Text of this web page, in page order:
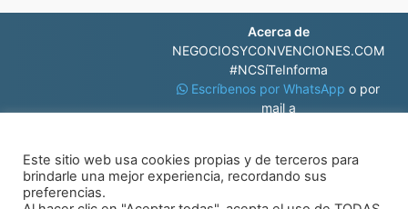
Acerca de
NEGOCIOSYCONVENCIONES.COM
#NCSíTeInforma
Escríbenos por WhatsAppo por
mail a
Este sitio web usa cookies propias y de terceros para
brindarle una mejor experiencia, recordando sus
preferencias.